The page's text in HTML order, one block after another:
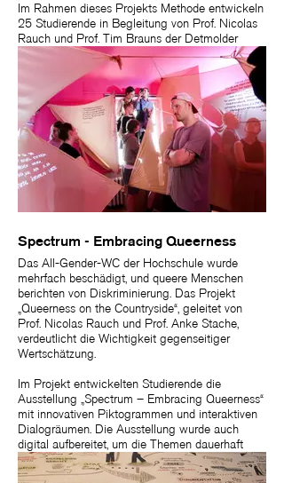
Im Rahmen dieses Projekts Methode entwickeln
25 Studierende in Begleitung von Prof. Nicolas
Rauch und Prof. Tim Brauns der Detmolder
Schule für Gestaltung Rauminstallationen,
Prozesse und Produkte, indem sie Natur- und
Kulturelementen spezifische Charaktere
verleihen und mit ihnen in einen Dialog treten.
Auf diese Weise erforschen sie, wie das Design
durch eine respektvolle, interaktive Beziehung zu
nicht-menschlichen Akteuren bereichert werden
kann.
Spectrum - Embracing Queerness
Das All-Gender-WC der Hochschule wurde
mehrfach beschädigt, und queere Menschen
berichten von Diskriminierung. Das Projekt
„Queerness on the Countryside“, geleitet von
Prof. Nicolas Rauch und Prof. Anke Stache,
verdeutlicht die Wichtigkeit gegenseitiger
Wertschätzung.
Im Projekt entwickelten Studierende die
Ausstellung „Spectrum – Embracing Queerness“
mit innovativen Piktogrammen und interaktiven
Dialogräumen. Die Ausstellung wurde auch
digital aufbereitet, um die Themen dauerhaft
zugänglich zu machen und mehr interdisziplinäre
Projekte zu fördern.